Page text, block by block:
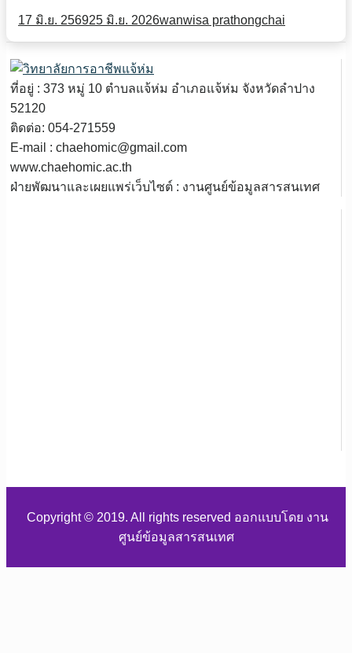
17 มิ.ย. 256925 มิ.ย. 2026wanwisa prathongchai
ที่อยู่ : 373 หมู่ 10 ตำบลแจ้ห่ม อำเภอแจ้ห่ม จังหวัดลำปาง
52120
ติดต่อ: 054-271559
E-mail : chaehomic@gmail.com
www.chaehomic.ac.th
ฝ่ายพัฒนาและเผยแพร่เว็บไซต์ : งานศูนย์ข้อมูลสารสนเทศ
Copyright © 2019. All rights reserved ออกแบบโดย งาน
ศูนย์ข้อมูลสารสนเทศ